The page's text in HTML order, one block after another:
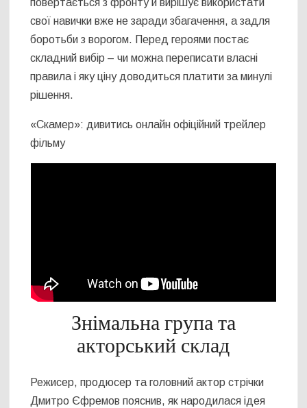
повертається з фронту й вирішує використати
свої навички вже не заради збагачення, а задля
боротьби з ворогом. Перед героями постає
складний вибір – чи можна переписати власні
правила і яку ціну доводиться платити за минулі
рішення.
«Скамер»: дивитись онлайн офіційний трейлер
фільму
Знімальна група та
акторський склад
Режисер, продюсер та головний актор стрічки
Дмитро Єфремов пояснив, як народилася ідея